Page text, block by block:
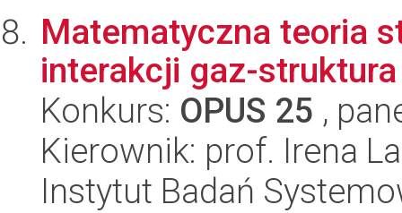
Matematyczna teoria
interakcji gaz-struktura
Konkurs: OPUS 25 ,
Kierownik: prof. Irena
Instytut Badań